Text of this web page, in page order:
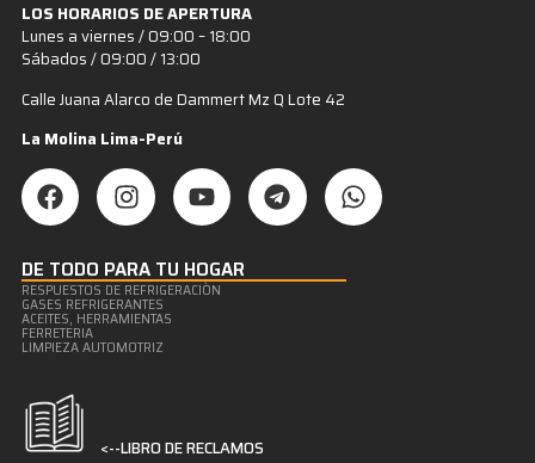
LOS HORARIOS DE APERTURA
Lunes a viernes / 09:00 – 18:00
Sábados / 09:00 / 13:00
Calle Juana Alarco de Dammert Mz Q Lote 42
La Molina Lima-Perú
DE TODO PARA TU HOGAR
RESPUESTOS DE REFRIGERACIÒN
GASES REFRIGERANTES
ACEITES, HERRAMIENTAS
FERRETERIA
LIMPIEZA AUTOMOTRIZ
<--LIBRO DE RECLAMOS